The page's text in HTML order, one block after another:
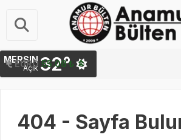
EURO 55.08 ₺
STERLIN 64.25 ₺
MERSIN
Açık 32°
404 - Sayfa